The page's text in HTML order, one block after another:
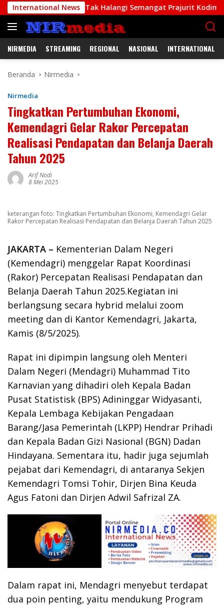
Langsung
ke
konten
International News
Tak Halangi Semangat Prajurit Kodim 1708/BN
NIRMEDIA STREAMING REGIONAL NASIONAL INTERNATIONAL
Beranda Nirmedia
Nirmedia
Tingkatkan Pertumbuhan Ekonomi,
Kemendagri Gelar Rakor Percepatan
Realisasi Pendapatan dan Belanja Daerah
Tahun 2025
Arif Nodi
8 Mei 2025
keterangan foto: Tingkatkan Pertumbuhan Ekonomi, Kemendagri Gelar
Rakor Percepatan Realisasi Pendapatan dan Belanja Daerah Tahun 2025
JAKARTA – Kementerian Dalam Negeri
(Kemendagri) menggelar Rapat Koordinasi
(Rakor) Percepatan Realisasi Pendapatan dan
Belanja Daerah Tahun 2025.Kegiatan ini
berlangsung secara hybrid melalui zoom
meeting dan di Kantor Kemendagri, Jakarta,
Kamis (8/5/2025).
Rapat ini dipimpin langsung oleh Menteri
Dalam Negeri (Mendagri) Muhammad Tito
Karnavian yang dihadiri oleh Kepala Badan
Pusat Statistisk (BPS) Adininggar Widyasanti,
Kepala Lembaga Kebijakan Pengadaan
Barang/Jasa Pemerintah (LKPP) Hendrar Prihadi
dan Kepala Badan Gizi Nasional (BGN) Dadan
Hindayana. Sementara itu, hadir juga sejumlah
pejabat dari Kemendagri, di antaranya Sekjen
Kemendagri Tomsi Tohir, Dirjen Bina Keuda
Agus Fatoni dan Dirjen Adwil Safrizal ZA.
Dalam rapat ini, Mendagri menyebut terdapat
dua poin penting, yaitu mendukung Program